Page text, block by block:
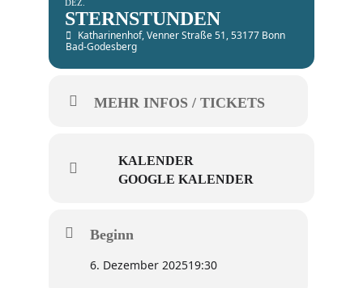
DEZ.
STERNSTUNDEN
Katharinenhof, Venner Straße 51, 53177 Bonn
Bad-Godesberg
MEHR INFOS / TICKETS
KALENDER
GOOGLE KALENDER
Beginn
6. Dezember 202519:30